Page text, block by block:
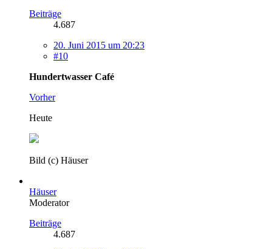
Beiträge
4.687
20. Juni 2015 um 20:23
#10
Hundertwasser Café
Vorher
Heute
Bild (c) Häuser
Häuser
Moderator
Beiträge
4.687